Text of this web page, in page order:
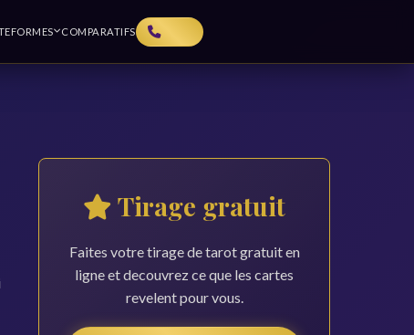
COMPARATIFS
Tirage gratuit
Faites votre tirage de tarot gratuit en
ligne et decouvrez ce que les cartes
revelent pour vous.